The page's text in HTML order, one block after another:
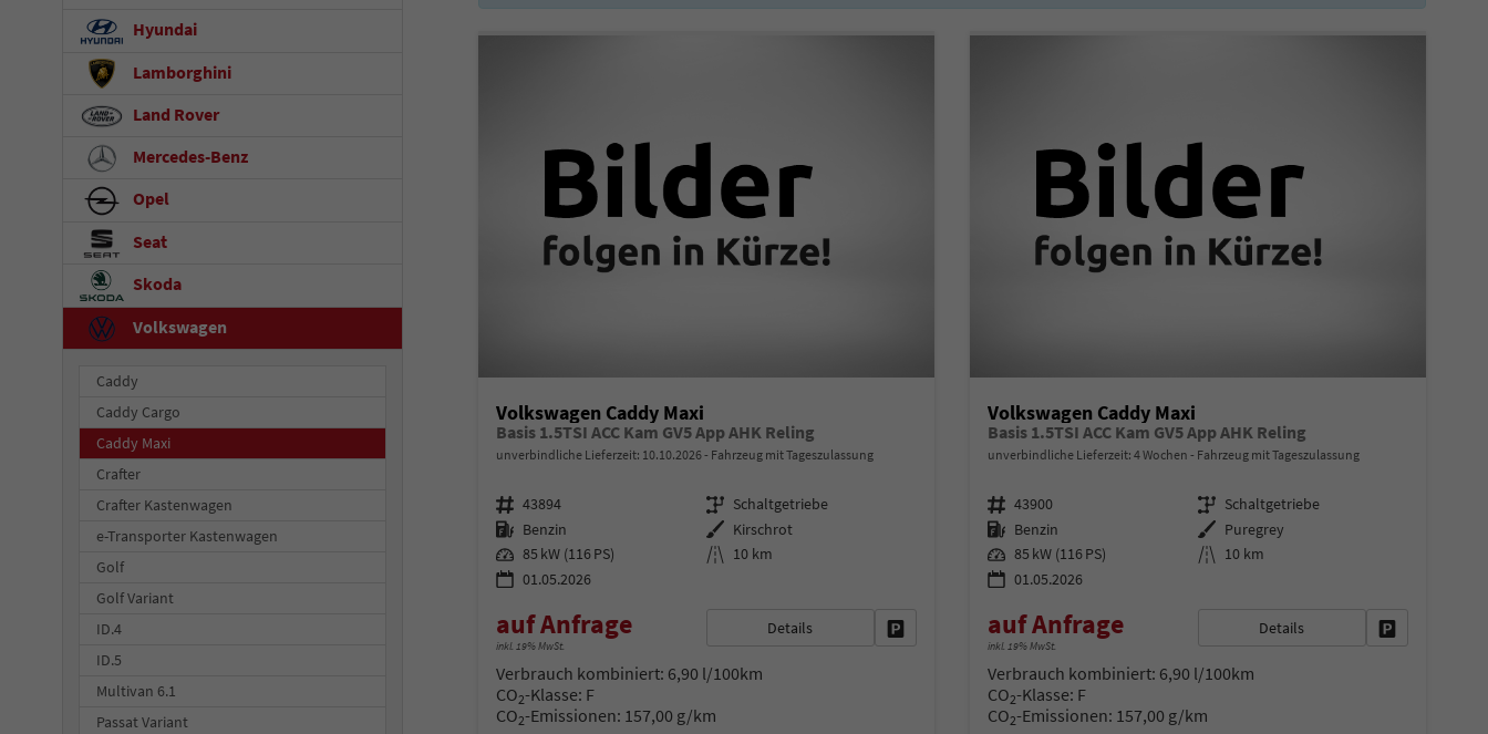
Volkswagen Caddy Maxi
Basis 1.5TSI ACC Kam GV5 App AHK Reling
unverbindliche Lieferzeit: 10.10.2026 Fahrzeug mit Tageszulassung
Fahrzeugnr. 43894 Getriebe Schaltgetriebe
Kraftstoff Benzin Außenfarbe Kirschrot
Leistung 85 kW (116 PS) Kilometerstand 10 km
01.05.2026
auf Anfrage
inkl. 19% MwSt.
Details Fahrzeug parken
Verbrauch kombiniert: 6,90 l/100km
CO2-Klasse: F
CO2-Emissionen: 157,00 g/km
Volkswagen Caddy Maxi
Basis 1.5TSI ACC Kam GV5 App AHK Reling
unverbindliche Lieferzeit: 4 Wochen Fahrzeug mit Tageszulassung
Fahrzeugnr. 43900 Getriebe Schaltgetriebe
Kraftstoff Benzin Außenfarbe Puregrey
Leistung 85 kW (116 PS) Kilometerstand 10 km
01.05.2026
auf Anfrage
inkl. 19% MwSt.
Details Fahrzeug
Verbrauch kombiniert: 6,90 l/100km
CO2-Klasse: F
CO2-Emissionen: 157,00 g/km
Hyundai
Lamborghini
Land Rover
Mercedes-Benz
Opel
Seat
Skoda
Volkswagen
Caddy
Caddy Cargo
Caddy Maxi
Crafter
Crafter Kastenwagen
e-Transporter Kastenwagen
Golf
Golf Variant
ID.4
ID.5
Multivan 6.1
Passat Variant